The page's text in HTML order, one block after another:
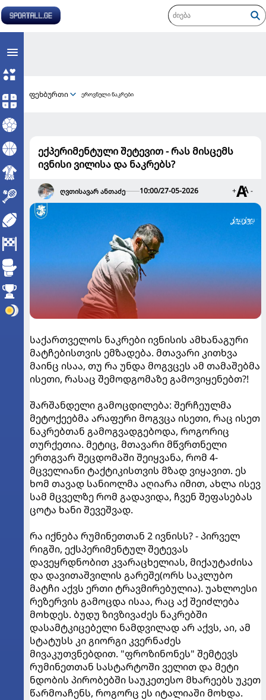
ფეხბურთი ეროვნული ნაკრები
ექპერიმენტული შეტევით - რას მისცემს
ივნისი ვილისა და ნაკრებს?
ღვთისავარ ანთაძე 10:00/27-05-2026 + -
საქართველოს ნაკრები ივნისის ამხანაგური
მატჩებისთვის ემზადება. მთავარი კითხვა
მაინც ისაა, თუ რა უნდა მოგვცეს ამ თამაშებმა
ისეთი, რასაც შემოდგომაზე გამოვიყენებთ?!
შარშანდელი გამოცდილება: შერჩეულმა
მეტოქეებმა არაფერი მოგვცა ისეთი, რაც ისეთ
ნაკრებთან გამოგვადგებოდა, როგორიც
თურქეთია. მეტიც, მთავარი მწვრთნელი
ერთგვარ შეცდომაში შეიყვანა, რომ 4-
მცველიანი ტაქტიკისთვის მზად ვიყავით. ეს
ხომ თავად სანიოლმა აღიარა იმით, ახლა ისევ
სამ მცველზე რომ გადავიდა, ჩვენ შეფასებას
ცოტა ხანი შევეშვად.
რა იქნება რუმინეთთან 2 ივნისს? - პირველ
რიგში, ექსპერიმენტულ შეტევას
დავეყრდნობით კვარაცხელიას, მიქაუტაძისა
და დავითაშვილის გარეშე(ორს საკლუბო
მატჩი აქვს ერთი ტრავმირებულია). უახლოესი
რეზერვის გამოცდა ისაა, რაც აქ შეიძლება
მოხდეს. ბუდუ ზივზივაძეს ნაკრებში
დასამტკიცებელი ნამდვილად არ აქვს, აი, ამ
სტატუსს კი გიორგი კვერნაძეს
მივაკუთვნებდით. "ფროზინონეს" შემტევს
რუმინეთთან სასტარტოში ველით და მეტი
ნდობის პირობებში საუკეთესო მხარეებს უკეთ
წარმოაჩენს, როგორც ეს იტალიაში მოხდა.